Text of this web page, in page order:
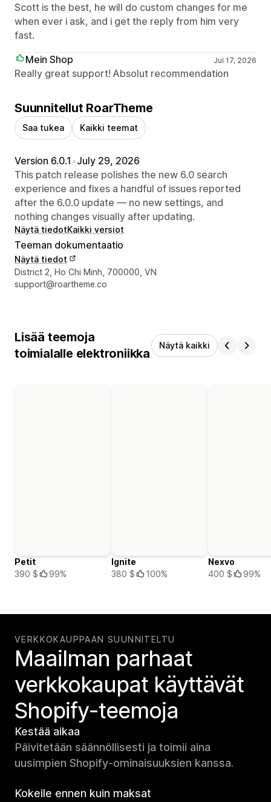
Scott is the best, he will do custom changes for me
when ever i ask, and i get the reply from him very
fast.
Mein Shop
Jul 17, 2026
Really great support! Absolut recommendation
Suunnitellut RoarTheme
Saa tukea Kaikki teemat
Version 6.0.1 •July 29, 2026
This patch release polishes the new 6.0 search
experience and fixes a handful of issues reported
after the 6.0.0 update — no new settings, and
nothing changes visually after updating.
Näytä tiedotKaikki versiot
Teeman dokumentaatio
Näytä tiedot
Suunnittelijan yhteystiedot
District 2, Ho Chi Minh, 700000, VN
support@roartheme.co
Lisää teemoja
toimialalle elektroniikka
Näytä kaikki
Petit
390 $
99%
Ignite
380 $
100%
Nexvo
400 $
99%
VERKKOKAUPPAAN SUUNNITELTU
Maailman parhaat
verkko­kaupat käyttävät
Shopify-teemoja
Kestää aikaa
Päivitetään säännöllisesti ja toimii aina
uusimpien Shopify-ominaisuuksien kanssa.
Kokeile ennen kuin maksat